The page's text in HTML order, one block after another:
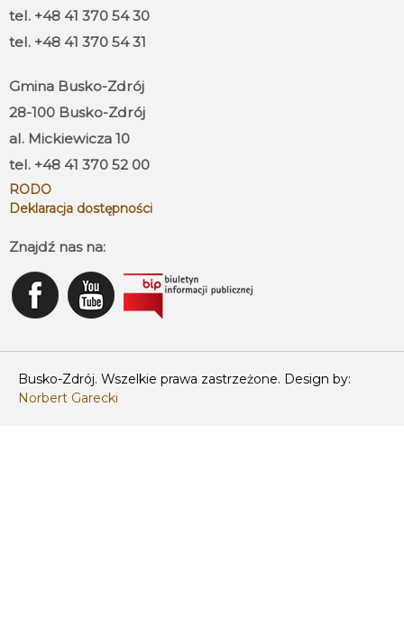
tel. +48 41 370 54 30
tel. +48 41 370 54 31
Gmina Busko-Zdrój
28-100 Busko-Zdrój
al. Mickiewicza 10
tel. +48 41 370 52 00
RODO
Deklaracja dostępności
Znajdź nas na:
Busko-Zdrój. Wszelkie prawa zastrzeżone. Design by:
Norbert Garecki